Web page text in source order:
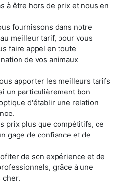
à être hors de prix et nous en
fournissons dans notre
meilleur tarif, pour vous
faire appel en toute
de vos animaux
apporter les meilleurs tarifs
un particulièrement bon
d'établir une relation
prix plus que compétitifs, ce
gage de confiance et de
de son expérience et de
grâce à une
cher.